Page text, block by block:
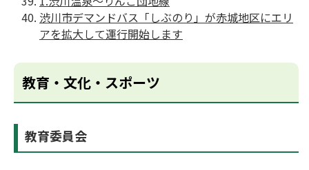
渋川市デマンドバス「しぶのり」が赤城地区にエリ
アを拡大して運行開始します
教育・文化・スポーツ
教育委員会